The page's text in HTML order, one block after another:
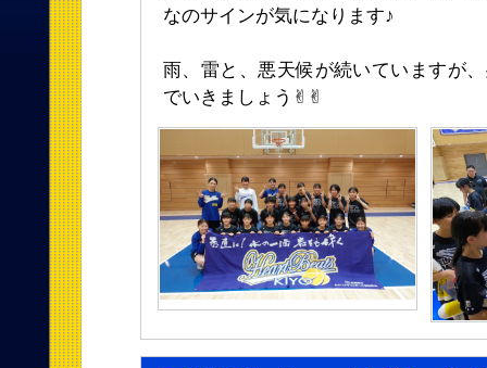
なのサインが気になります♪
雨、雷と、悪天候が続いていますが
でいきましょう✌︎✌︎